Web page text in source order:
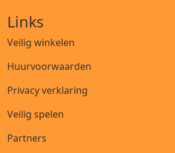
Links
Veilig winkelen
Huurvoorwaarden
Privacy verklaring
Veilig spelen
Partners